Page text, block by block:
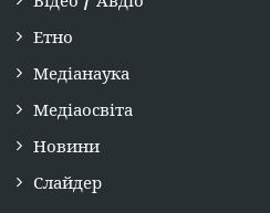
Етно
Медіанаука
Медіаосвіта
Новини
Слайдер